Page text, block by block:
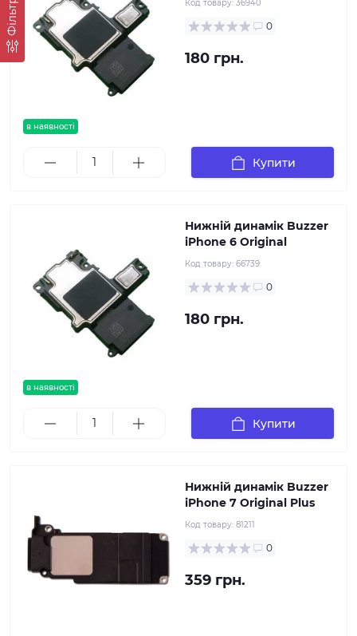
Фільтр
в наявності
Код товару: 36940
0
180 грн.
Купити
в наявності
Нижній динамік Buzzer
iPhone 6 Original
Код товару: 66739
0
180 грн.
Купити
Нижній динамік Buzzer
iPhone 7 Original Plus
Код товару: 81211
0
359 грн.